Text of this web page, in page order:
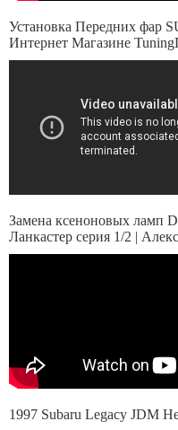
Установка Передних фар
Интернет Магазине
Замена ксеноновых ламп
Ланкастер серия 1/2 |
1997 Subaru Legacy JDM